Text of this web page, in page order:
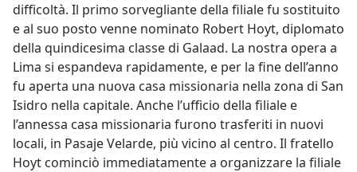
difficoltà. Il primo sorvegliante della filiale fu sostituito
e al suo posto venne nominato Robert Hoyt, diplomato
della quindicesima classe di Galaad. La nostra opera a
Lima si espandeva rapidamente, e per la fine dell’anno
fu aperta una nuova casa missionaria nella zona di San
Isidro nella capitale. Anche l’ufficio della filiale e
l’annessa casa missionaria furono trasferiti in nuovi
locali, in Pasaje Velarde, più vicino al centro. Il fratello
Hoyt cominciò immediatamente a organizzare la filiale